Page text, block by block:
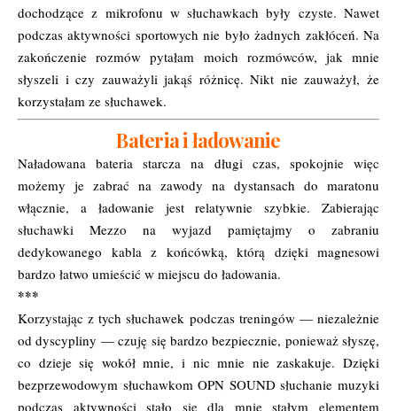
dochodzące z mikrofonu w słuchawkach były czyste. Nawet
podczas aktywności sportowych nie było żadnych zakłóceń. Na
zakończenie rozmów pytałam moich rozmówców, jak mnie
słyszeli i czy zauważyli jakąś różnicę. Nikt nie zauważył, że
korzystałam ze słuchawek.
Bateria i ładowanie
Naładowana bateria starcza na długi czas, spokojnie więc
możemy je zabrać na zawody na dystansach do maratonu
włącznie, a ładowanie jest relatywnie szybkie. Zabierając
słuchawki Mezzo na wyjazd pamiętajmy o zabraniu
dedykowanego kabla z końcówką, którą dzięki magnesowi
bardzo łatwo umieścić w miejscu do ładowania.
***
Korzystając z tych słuchawek podczas treningów — niezależnie
od dyscypliny — czuję się bardzo bezpiecznie, ponieważ słyszę,
co dzieje się wokół mnie, i nic mnie nie zaskakuje. Dzięki
bezprzewodowym słuchawkom OPN SOUND słuchanie muzyki
podczas aktywności stało się dla mnie stałym elementem